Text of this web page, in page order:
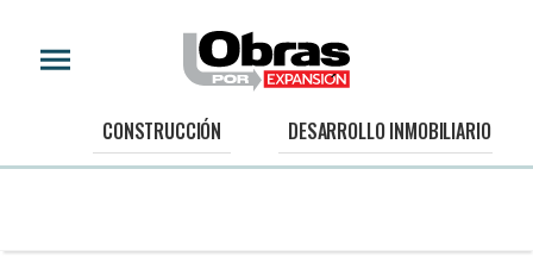
CONSTRUCCIÓN DESARROLLO INMOBILIARIO